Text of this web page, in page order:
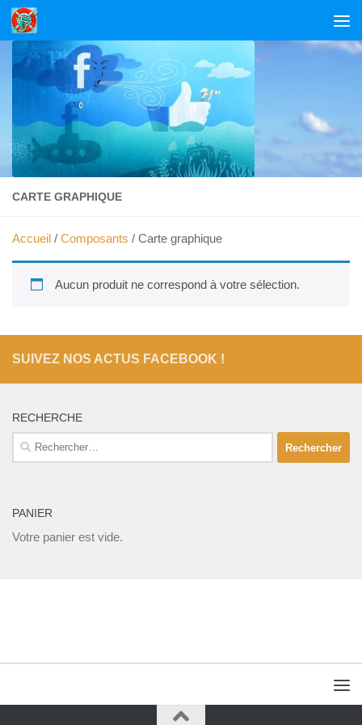
Skip to content
CARTE GRAPHIQUE
Accueil / Composants / Carte graphique
Aucun produit ne correspond à votre sélection.
SUIVEZ NOS ACTUS FACEBOOK !
RECHERCHE
Rechercher :
PANIER
Votre panier est vide.